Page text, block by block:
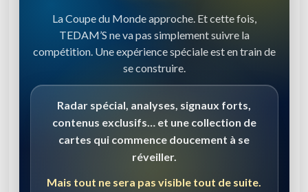
La Coupe du Monde approche. Et cette fois,
TEDAM’S ne va pas simplement suivre la
compétition. Une expérience spéciale est en train de
se construire.
Radar spécial, analyses, signaux forts,
contenus exclusifs… et une collection de
cartes qui commence doucement à se
réveiller.
Mais tout ne sera pas visible tout de suite.